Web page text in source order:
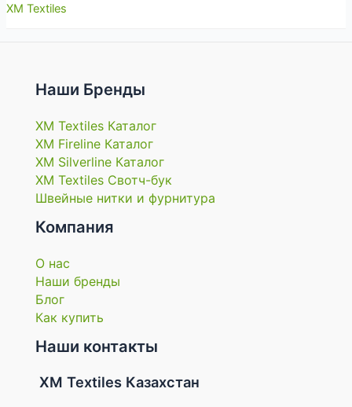
XM Textiles
Наши Бренды
XM Textiles Каталог
XM Fireline Каталог
XM Silverline Каталог
XM Textiles Свотч-бук
Швейные нитки и фурнитура
Компания
О нас
Наши бренды
Блог
Как купить
Наши контакты
XM Textiles Казахстан